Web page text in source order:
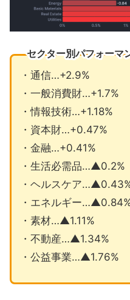
セクター別パフォーマ
・通信…+2.9%
・一般消費財…+1.7%
・情報技術…+1.18%
・資本財…+0.47%
・金融…+0.41%
・生活必需品…▲0.2%
・ヘルスケア
・エネルギー
・素材…▲1.11%
・不動産…▲1.34%
・公益事業…▲1.76%